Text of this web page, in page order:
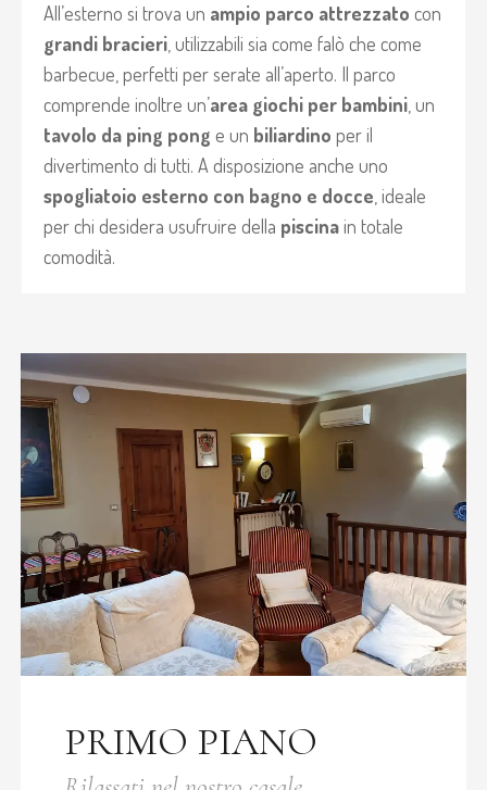
All’esterno si trova un ampio parco attrezzato con
grandi bracieri, utilizzabili sia come falò che come
barbecue, perfetti per serate all’aperto. Il parco
comprende inoltre un’area giochi per bambini, un
tavolo da ping pong e un biliardino per il
divertimento di tutti. A disposizione anche uno
spogliatoio esterno con bagno e docce, ideale
per chi desidera usufruire della piscinain totale
comodità.
PRIMO PIANO